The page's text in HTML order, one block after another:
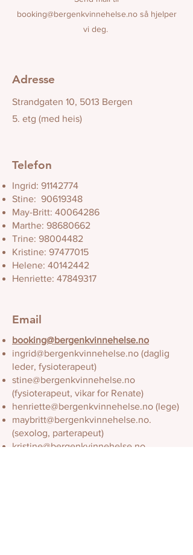
booking@bergenkvinnehelse.noså hjelper
vi deg.
Adresse
Strandgaten 10, 5013 Bergen
5. etg (med heis)
Telefon
Ingrid: 91142774
Stine: 90619348
May-Britt: 40064286
Marthe: 98680662
Trine: 98004482
Kristine: 97477015
Helene: 40142442
Henriette: 47849317
Email
booking@bergenkvinnehelse.no
ingrid@bergenkvinnehelse.no (daglig
leder, fysioterapeut)
stine@bergenkvinnehelse.no
(fysioterapeut, vikar for Renate)
henriette@bergenkvinnehelse.no (lege)
maybritt@bergenkvinnehelse.no.
(sexolog, parterapeut)
kristine@bergenkvinnehelse.no